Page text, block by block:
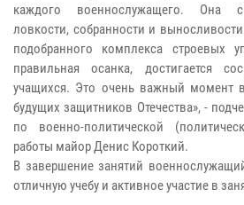
каждого военнослужащего. Она
ловкости, собранности и
подобранного комплекса строевых
правильная осанка, достигается
учащихся. Это очень важный момент
будущих защитников Отечества», -
по военно-политической
работы майор Денис Короткий.
В завершение занятий
отличную учебу и активное участие в